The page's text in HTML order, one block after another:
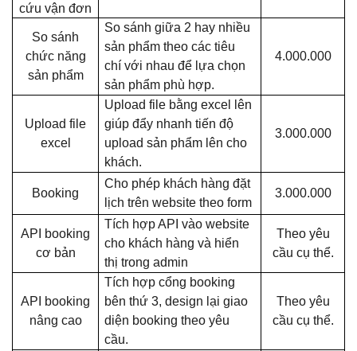
cứu vận đơn
So sánh
chức năng
sản phẩm
So sánh giữa 2 hay nhiều
sản phẩm theo các tiêu
chí với nhau để lựa chọn
sản phẩm phù hợp.
4.000.000
Upload file
excel
Upload file bằng excel lên
giúp đẩy nhanh tiến độ
upload sản phẩm lên cho
khách.
3.000.000
Booking
Cho phép khách hàng đặt
lịch trên website theo form
3.000.000
API booking
cơ bản
Tích hợp API vào website
cho khách hàng và hiển
thị trong admin
Theo yêu
cầu cụ thể.
API booking
nâng cao
Tích hợp cổng booking
bên thứ 3, design lại giao
diện booking theo yêu
cầu.
Theo yêu
cầu cụ thể.